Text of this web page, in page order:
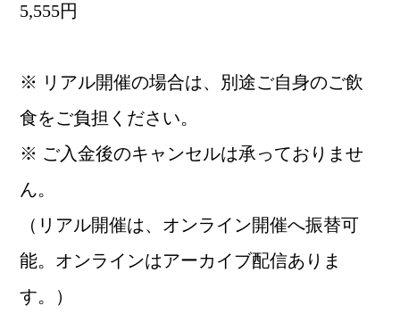
5,555円
※ リアル開催の場合は、別途ご自身のご飲
食をご負担ください。
※ ご入金後のキャンセルは承っておりませ
ん。
（リアル開催は、オンライン開催へ振替可
能。オンラインはアーカイブ配信ありま
す。）